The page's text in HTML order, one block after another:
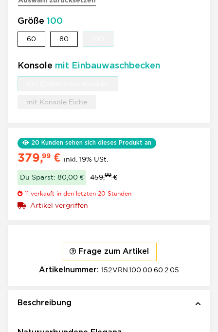
Größe 100
6060 8080
Konsole mit Einbauwaschbecken
mit Konsole Eichemit Konsole Eiche
20 Kunden sehen sich dieses Produkt an
379,99 € inkl. 19% USt.
Du Sparst: 80,00 € 459,99€
11 verkauft in den letzten 20 Stunden
Artikel vergriffen
Frage zum Artikel
Artikelnummer: 152.VRN.100.00.60.2.05
Beschreibung